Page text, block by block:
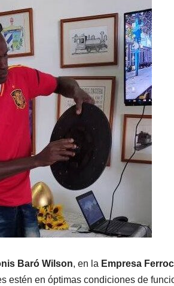
Baró Wilson, en la Empresa
estén en óptimas condiciones de